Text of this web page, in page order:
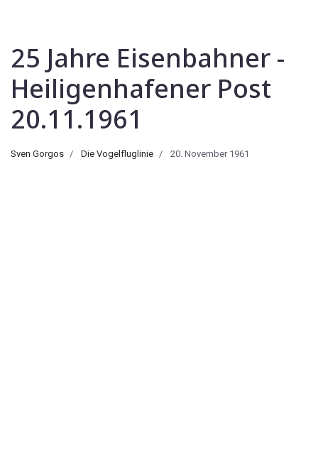
25 Jahre Eisenbahner -
Heiligenhafener Post
20.11.1961
Sven Gorgos Die Vogelfluglinie 20. November 1961